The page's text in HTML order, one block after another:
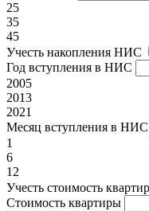
25
35
45
Учесть накопления НИС
Год вступления в НИС
2005
2013
2021
Месяц вступления в НИС
1
6
12
Учесть стоимость
Стоимость квартиры